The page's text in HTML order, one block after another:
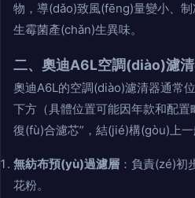
物，導(dǎo)致風(fēng)量變小、
生霉菌產(chǎn)生異味。
二、奧迪A6L空調(diào)濾
奧迪A6L的空調(diào)濾清器通常
下方（具體位置可能因年款和配置
復(fù)合濾芯”，結(jié)構(gòu)上一
無紡布預(yù)過濾層 ：負責(zé)初
花粉。